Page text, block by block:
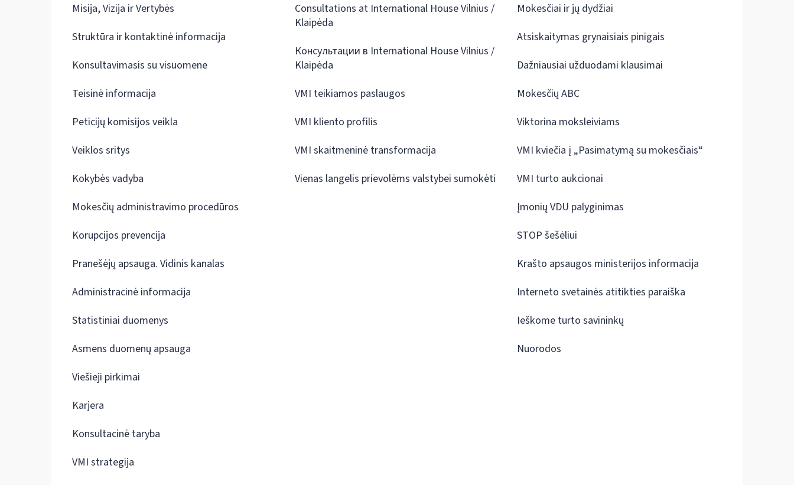
Misija, Vizija ir Vertybės
Struktūra ir kontaktinė informacija
Konsultavimasis su visuomene
Teisinė informacija
Peticijų komisijos veikla
Veiklos sritys
Kokybės vadyba
Mokesčių administravimo procedūros
Korupcijos prevencija
Pranešėjų apsauga. Vidinis kanalas
Administracinė informacija
Statistiniai duomenys
Asmens duomenų apsauga
Viešieji pirkimai
Karjera
Konsultacinė taryba
VMI strategija
Consultations at International House Vilnius /
Klaipėda
Консультации в International House Vilnius /
Klaipėda
VMI teikiamos paslaugos
VMI kliento profilis
VMI skaitmeninė transformacija
Vienas langelis prievolėms valstybei sumokėti
Mokesčiai ir jų dydžiai
Atsiskaitymas grynaisiais pinigais
Dažniausiai užduodami klausimai
Mokesčių ABC
Viktorina moksleiviams
VMI kviečia į „Pasimatymą su mokesčiais“
VMI turto aukcionai
Įmonių VDU palyginimas
STOP šešėliui
Krašto apsaugos ministerijos informacija
Interneto svetainės atitikties paraiška
Ieškome turto savininkų
Nuorodos